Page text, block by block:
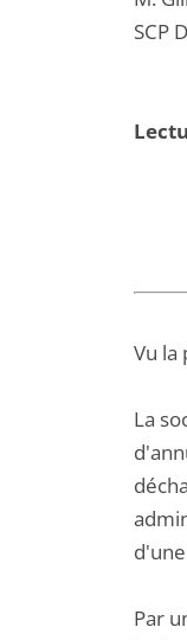
SCP
Vu la
La
Par